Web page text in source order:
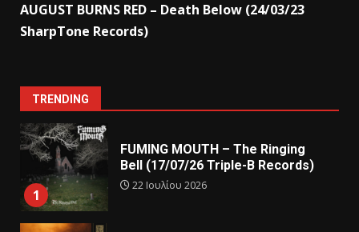
AUGUST BURNS RED – Death Below (24/03/23
SharpTone Records)
TRENDING
1
FUMING MOUTH – The Ringing
Bell (17/07/26 Triple-B Records)
22 Ιουλίου 2026